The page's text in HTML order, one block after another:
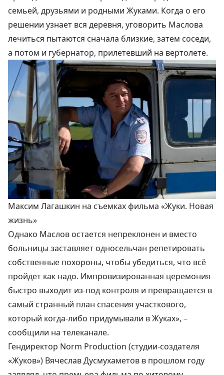
семьей, друзьями и родными Жуками. Когда о его
решении узнает вся деревня, уговорить Маслова
лечиться пытаются сначала близкие, затем соседи,
а потом и губернатор, прилетевший на вертолете.
Максим Лагашкин на съемках фильма «Жуки. Новая
жизнь»
Однако Маслов остается непреклонен и вместо
больницы заставляет односельчан репетировать
собственные похороны, чтобы убедиться, что всё
пройдет как надо. Импровизированная церемония
быстро выходит из-под контроля и превращается в
самый странный план спасения участкового,
который когда-либо придумывали в Жуках», –
сообщили на телеканале.
Гендиректор Norm Production (студии-создателя
«Жуков») Вячеслав Дусмухаметов в прошлом году